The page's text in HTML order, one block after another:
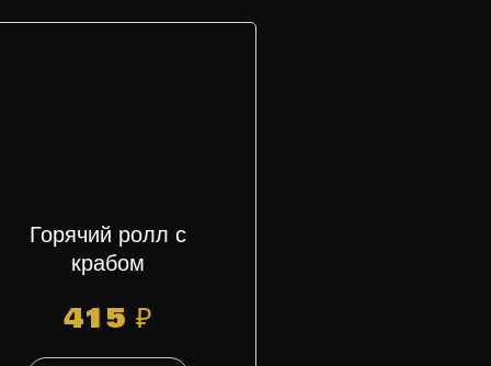
Горячий ролл с
крабом
415₽